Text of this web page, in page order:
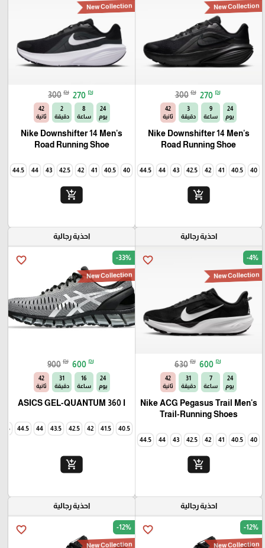
New Collection
300 ₪ 270 ₪
24
يوم
9
ساعة
3
دقيقة
40
ثانية
Nike Downshifter 14 Men's
Road Running Shoe
40
40.5
41
42
42.5
43
44
44.5
45
add_shopping_cart
New Collection
300 ₪ 270 ₪
24
يوم
8
ساعة
2
دقيقة
40
ثانية
Nike Downshifter 14 Men's
Road Running Shoe
40
40.5
41
42
42.5
43
44
44.5
add_shopping_cart
احذية رجالية
favorite_border -4%
New Collection
630 ₪ 600 ₪
24
يوم
7
ساعة
31
دقيقة
40
ثانية
Nike ACG Pegasus Trail Men's
Trail-Running Shoes
40
40.5
41
42
42.5
43
44
44.5
add_shopping_cart
احذية رجالية
favorite_border -33%
New Collection
900 ₪ 600 ₪
24
يوم
16
ساعة
31
دقيقة
40
ثانية
ASICS GEL-QUANTUM 360 I
40.5
41.5
42
42.5
43.5
44
44.5
45
add_shopping_cart
احذية رجالية
favorite_border -12%
New Collection
احذية رجالية
favorite_border -12%
New Collection